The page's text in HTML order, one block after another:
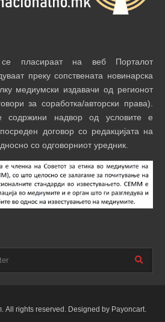
пласираат на веб Порталот
преку сопствената новинарска
медиумски издавачи од регионот
за соработка/авторски права).
содржини надвор од условите е
договор со редакцијата на
со одговорниот уредник.
rights reserved. Designed by Payoncart.